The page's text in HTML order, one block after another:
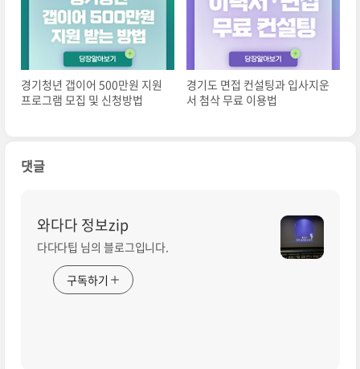
경기청년 갭이어 500만원 지원
프로그램 모집 및 신청방법
경기도 면접 컨설팅과 입사지운
서 첨삭 무료 이용법
댓글
와다다 정보zip
다다다팁 님의 블로그입니다.
구독하기